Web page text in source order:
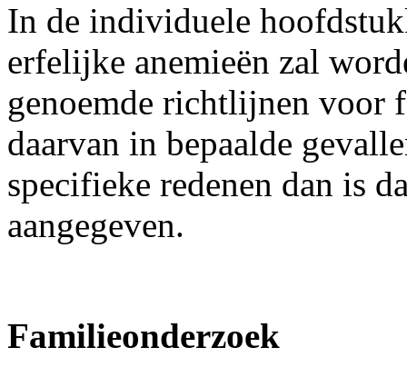
In de individuele
erfelijke anemieën zal
genoemde richtlijnen voor
daarvan in bepaalde
specifieke redenen dan is
aangegeven.
Familieonderzoek